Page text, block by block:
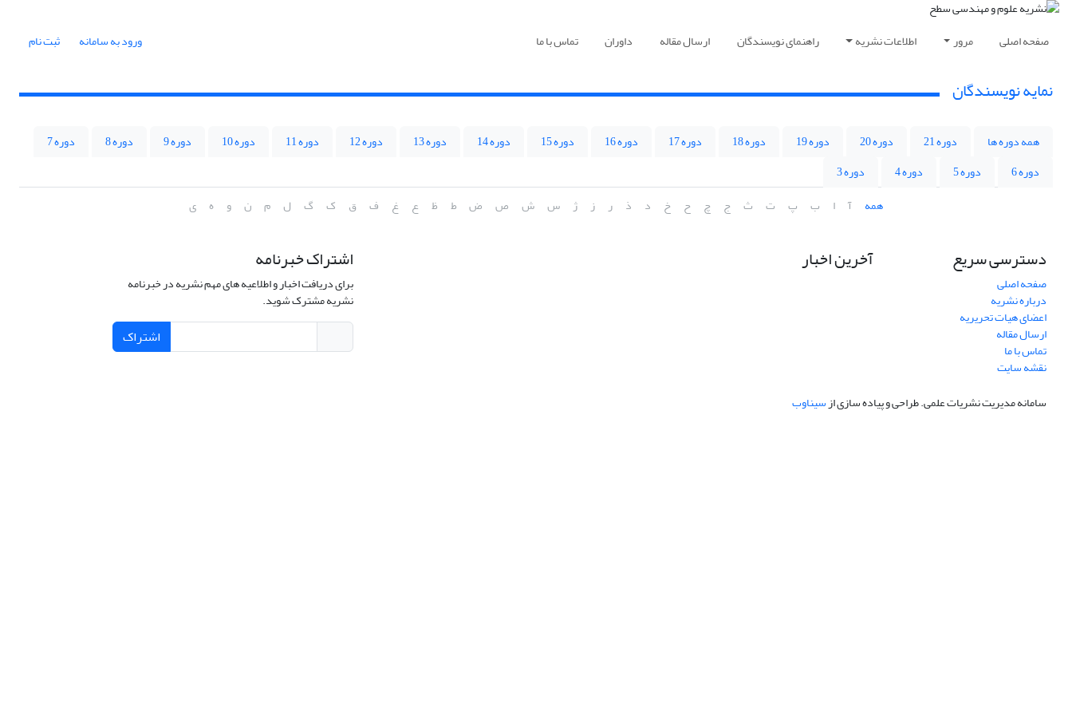
صفحه اصلی مرور اطلاعات نشریه راهنمای نویسندگان ارسال مقاله داوران تماس با ما ورود به سامانه ثبت نام
نمایه نویسندگان
همه دوره ها دوره 21 دوره 20 دوره 19 دوره 18 دوره 17 دوره 16 دوره 15 دوره 14 دوره 13 دوره 12 دوره 11 دوره 10 دوره 9 دوره 8
دوره 7
دوره 6
دوره 5 دوره 4
دوره 3
همه
آ ا ب پ ت ث ج چ ح خ د ذ ر ز ژ س ش ص ض ط ظ ع غ ف ق ک گ ل م ن و ه ی
دسترسی سریع
صفحه اصلی
درباره نشریه
اعضای هیات تحریریه
ارسال مقاله
تماس با ما
نقشه سایت
آخرین اخبار اشتراک خبرنامه
برای دریافت اخبار و اطلاعیه های مهم نشریه در خبرنامه
نشریه مشترک شوید.
اشتراک
سامانه مدیریت نشریات علمی.طراحی و پیاده سازی ازسیناوب